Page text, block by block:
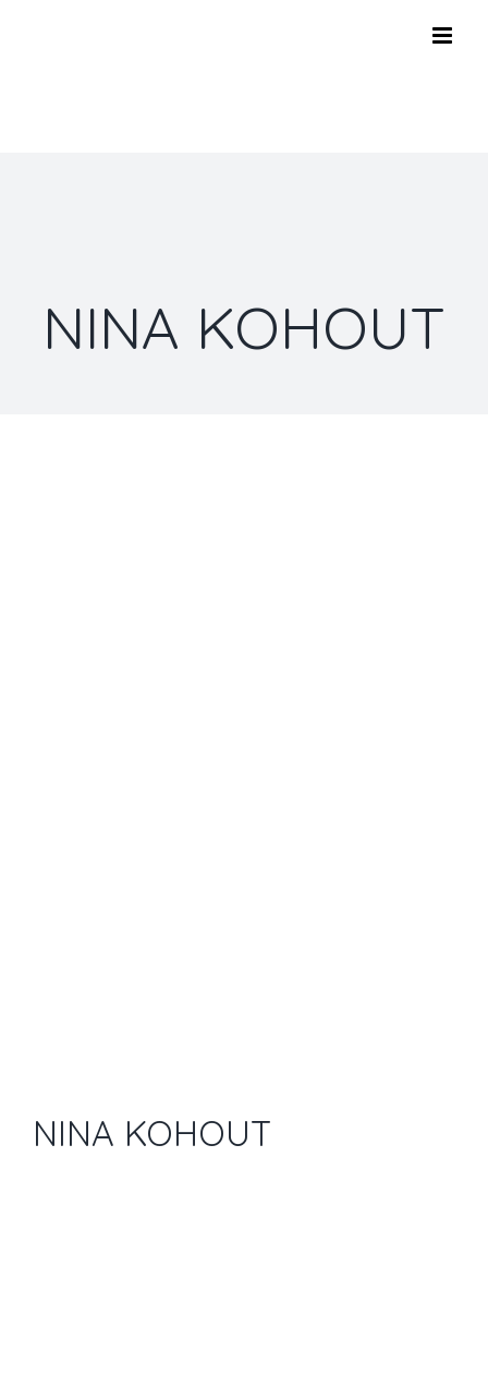
NINA KOHOUT
NINA KOHOUT